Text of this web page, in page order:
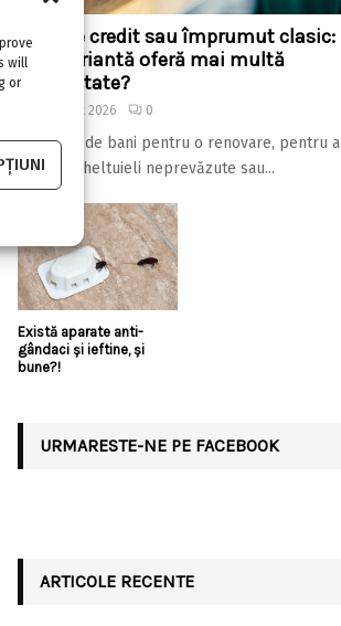
will
or
Linie de credit sau împrumut clasic:
care variantă oferă mai multă
flexibilitate?
4 august 2026 0
Ai nevoie de bani pentru o renovare, pentru a
acoperi cheltuieli neprevăzute sau...
Există aparate anti-
gândaci și ieftine, și
bune?!
URMARESTE-NE PE FACEBOOK
ARTICOLE RECENTE